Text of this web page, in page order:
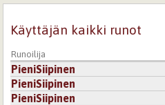
Käyttäjän kaikki runot
Runoilija
PieniSiipinen
PieniSiipinen
PieniSiipinen